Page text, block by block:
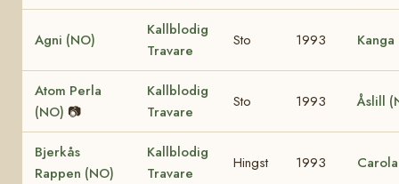
Agni (NO)
Kallblodig
Travare
Sto 1993
Atom Perla
(NO) 📷
Kallblodig
Travare
Sto 1993 Åslill
Bjerkås
Rappen (NO)
Kallblodig
Travare
Hingst 1993